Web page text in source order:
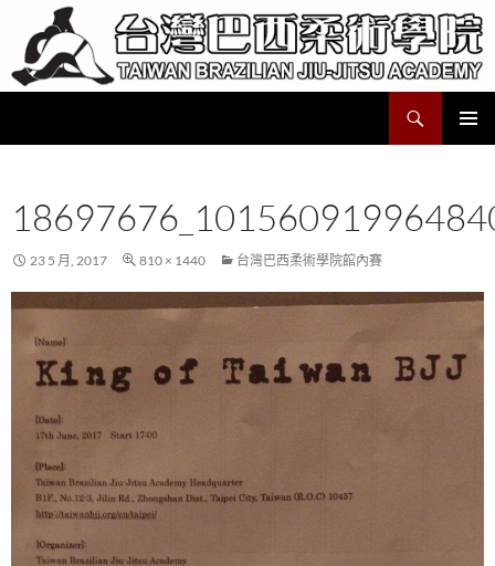
要
容
23 5 月, 2017 810 × 1440 台灣巴西柔術學院館內賽